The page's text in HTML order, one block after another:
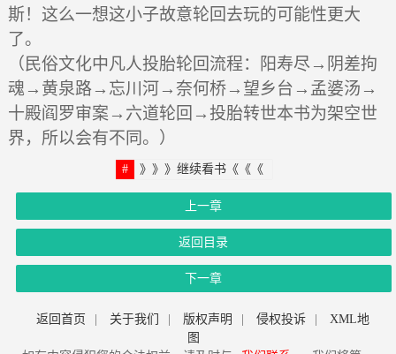
斯！这么一想这小子故意轮回去玩的可能性更大
了。
（民俗文化中凡人投胎轮回流程：阳寿尽→阴差拘
魂→黄泉路→忘川河→奈何桥→望乡台→孟婆汤→
十殿阎罗审案→六道轮回→投胎转世本书为架空世
界，所以会有不同。）
》》》继续看书《《《
上一章
返回目录
下一章
返回首页 关于我们 版权声明 侵权投诉
XML地
图